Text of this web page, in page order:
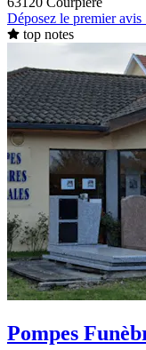
Déposez le premier avis
top notes
Pompes